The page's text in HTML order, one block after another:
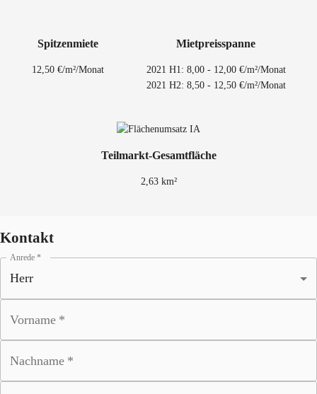
Spitzenmiete
12,50 €/m²/Monat
Mietpreisspanne
2021 H1: 8,00 - 12,00 €/m²/Monat
2021 H2: 8,50 - 12,50 €/m²/Monat
Teilmarkt-Gesamtfläche
2,63 km²
Kontakt
Anrede *
Vorname *
Nachname *